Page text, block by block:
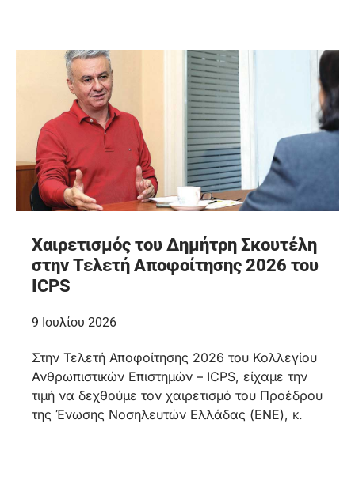
Χαιρετισμός του Δημήτρη Σκουτέλη
στην Τελετή Αποφοίτησης 2026 του
ICPS
9 Ιουλίου 2026
Στην Τελετή Αποφοίτησης 2026 του Κολλεγίου
Ανθρωπιστικών Επιστημών – ICPS, είχαμε την
τιμή να δεχθούμε τον χαιρετισμό του Προέδρου
της Ένωσης Νοσηλευτών Ελλάδας (ΕΝΕ), κ.